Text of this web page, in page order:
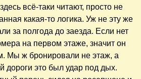
всё-таки читают, просто не
какая-то логика. Уж не эту же
за полгода до заезда. Если нет
на первом этаже, значит он
Мы ж бронировали не этаж, а
дороги это был удар под дых.